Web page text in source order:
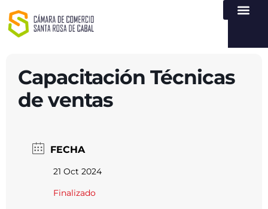
Capacitación Técnicas
de ventas
FECHA
21 Oct 2024
Finalizado